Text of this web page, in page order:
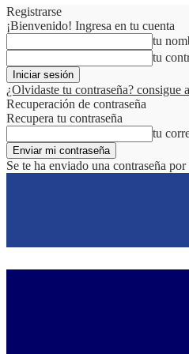
Registrarse
¡Bienvenido! Ingresa en tu cuenta
tu
tu
¿Olvidaste tu contraseña? consigue
Recuperación de contraseña
Recupera tu contraseña
tu
Se te ha enviado una contraseña